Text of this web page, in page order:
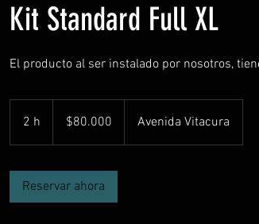
Kit Standard Full XL
El producto al ser instalado por nosotros,
2 h
chilenos
$80.000 Avenida Vitacura
Reservar ahora